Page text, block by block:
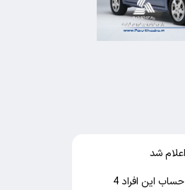
شد
خبر مهم برای سرپرستان خانوار / حساب این افراد 4